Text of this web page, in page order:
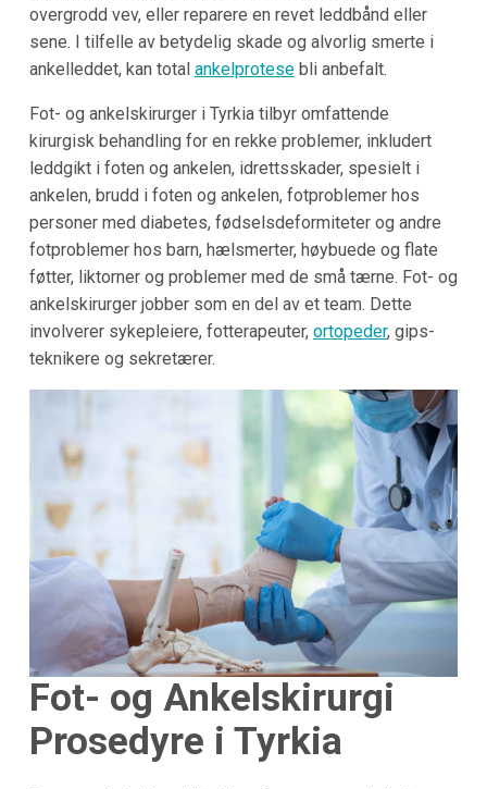
overgrodd vev, eller reparere en revet leddbånd eller
sene. I tilfelle av betydelig skade og alvorlig smerte i
ankelleddet, kan total ankelprotesebli anbefalt.
Fot- og ankelskirurger i Tyrkia tilbyr omfattende
kirurgisk behandling for en rekke problemer, inkludert
leddgikt i foten og ankelen, idrettsskader, spesielt i
ankelen, brudd i foten og ankelen, fotproblemer hos
personer med diabetes, fødselsdeformiteter og andre
fotproblemer hos barn, hælsmerter, høybuede og flate
føtter, liktorner og problemer med de små tærne. Fot- og
ankelskirurger jobber som en del av et team. Dette
involverer sykepleiere, fotterapeuter, ortopeder, gips-
teknikere og sekretærer.
Fot- og Ankelskirurgi
Prosedyre i Tyrkia